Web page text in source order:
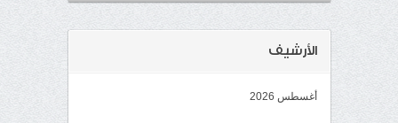
الأرشيف
أغسطس 2026